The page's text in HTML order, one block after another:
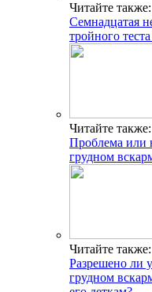
Читайте также:
Семнадцатая
тройного
Читайте также:
Проблема или
грудном
Читайте также:
Разрешено ли
грудном